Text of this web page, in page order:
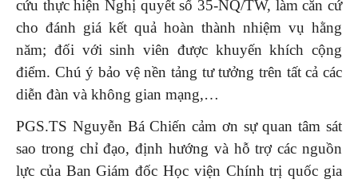
cứu thực hiện Nghị quyết số 35-NQ/TW, làm căn cứ
cho đánh giá kết quả hoàn thành nhiệm vụ hằng
năm; đối với sinh viên được khuyến khích cộng
điểm. Chú ý bảo vệ nền tảng tư tưởng trên tất cả các
diễn đàn và không gian mạng,…
PGS.TS Nguyễn Bá Chiến cảm ơn sự quan tâm sát
sao trong chỉ đạo, định hướng và hỗ trợ các nguồn
lực của Ban Giám đốc Học viện Chính trị quốc gia